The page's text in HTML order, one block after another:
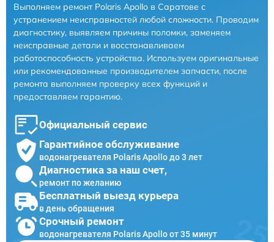
Выполняем ремонт Polaris Apollo в Саратове с
устранением неисправностей любой сложности. Проводим
диагностику, выявляем причины поломки, заменяем
неисправные детали и восстанавливаем
работоспособность устройства. Используем оригинальные
или рекомендованные производителем запчасти, после
ремонта выполняем проверку всех функций и
предоставляем гарантию.
Официальный сервис
Гарантийное обслуживание
водонагревателя Polaris Apollo до 3 лет
Диагностика за наш счет,
ремонт по желанию
Бесплатный выезд курьера
в день обращения
Срочный ремонт
водонагревателя Polaris Apollo от 35 минут